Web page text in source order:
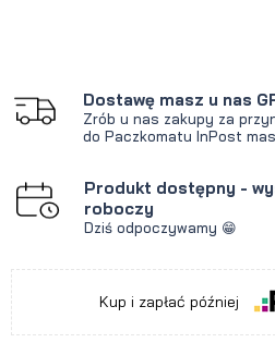
Dostawę masz u nas
Zrób u nas zakupy za
do Paczkomatu InPost
Produkt dostępny -
roboczy
Dziś odpoczywamy 😁
Kup i zapłać później